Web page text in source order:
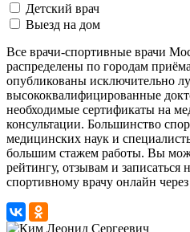
Детский врач
Выезд на дом
Все врачи-спортивные врачи
распределены по городам
опубликованы исключительно
высококвалифицированные
необходимые сертификаты на
консультации. Большинство
медицинских наук и
большим стажем работы. Вы
рейтингу, отзывам и записаться
спортивному врачу онлайн